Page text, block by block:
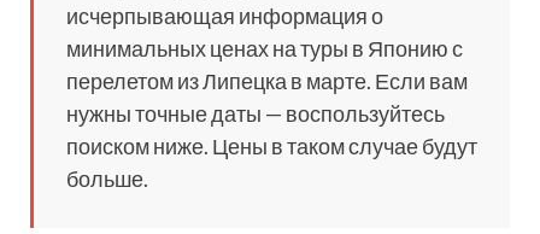
исчерпывающая информация о
минимальных ценах на туры в Японию с
перелетом из Липецка в марте. Если вам
нужны точные даты — воспользуйтесь
поиском ниже. Цены в таком случае будут
больше.